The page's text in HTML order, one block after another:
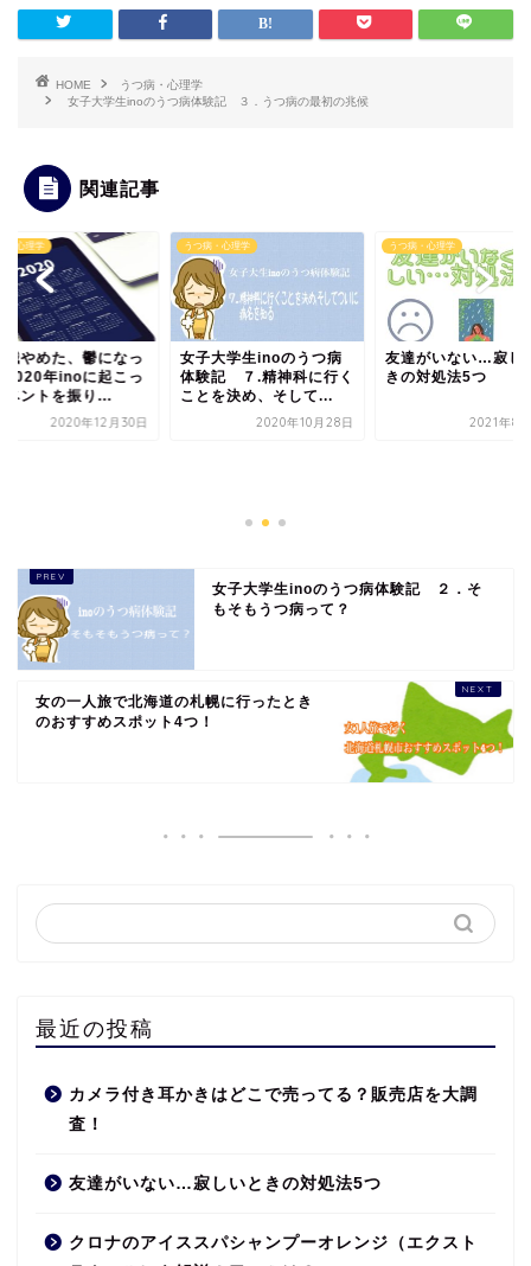
HOME
うつ病・心理学
女子大学生inoのうつ病体験記 ３．うつ病の最初の兆候
関連記事
・心理学
職やめた、鬱になっ
2020年inoに起こっ
ベントを振り...
2020年12月30日
うつ病・心理学
女子大学生inoのうつ病
体験記 ７.精神科に行く
ことを決め、そして...
2020年10月28日
うつ病・心理学
友達がいない…寂し
きの対処法5つ
2021年8
女子大学生inoのうつ病体験記 ２．そ
もそもうつ病って？
女の一人旅で北海道の札幌に行ったとき
のおすすめスポット4つ！
最近の投稿
カメラ付き耳かきはどこで売ってる？販売店を大調
査！
友達がいない…寂しいときの対処法5つ
クロナのアイススパシャンプーオレンジ（エクスト